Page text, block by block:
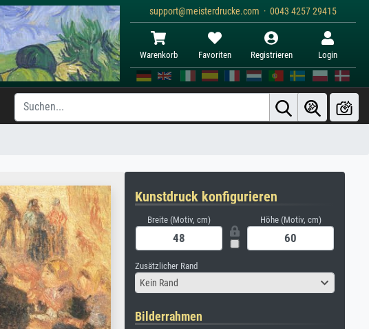
support@meisterdrucke.com · 0043 4257 29415
Warenkorb Favoriten Registrieren Login
Kunstdruck konfigurieren
Breite (Motiv, cm) Höhe (Motiv, cm)
Zusätzlicher Rand
Kein Rand
Bilderrahmen